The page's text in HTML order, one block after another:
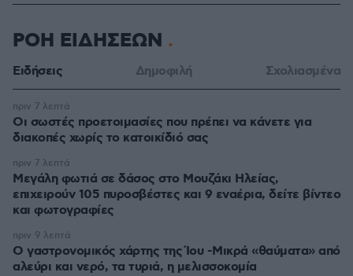
ΡΟΗ ΕΙΔΗΣΕΩΝ
Ειδήσεις Δημοφιλή Σχολιασμένα
Οι σωστές προετοιμασίες που πρέπει να κάνετε για
διακοπές χωρίς το κατοικίδιό σας
πριν 7 λεπτά
Μεγάλη φωτιά σε δάσος στο Μουζάκι Ηλείας,
επιχειρούν 105 πυροσβέστες και 9 εναέρια, δείτε βίντεο
και φωτογραφίες
πριν 7 λεπτά
Ο γαστρονομικός χάρτης της Ίου -Μικρά «θαύματα» από
αλεύρι και νερό, τα τυριά, η μελισσοκομία
πριν 9 λεπτά